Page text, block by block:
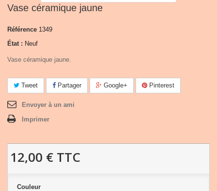
Vase céramique jaune
Référence 1349
État : Neuf
Vase céramique jaune.
Tweet Partager Google+ Pinterest
Envoyer à un ami
Imprimer
12,00 € TTC
Couleur